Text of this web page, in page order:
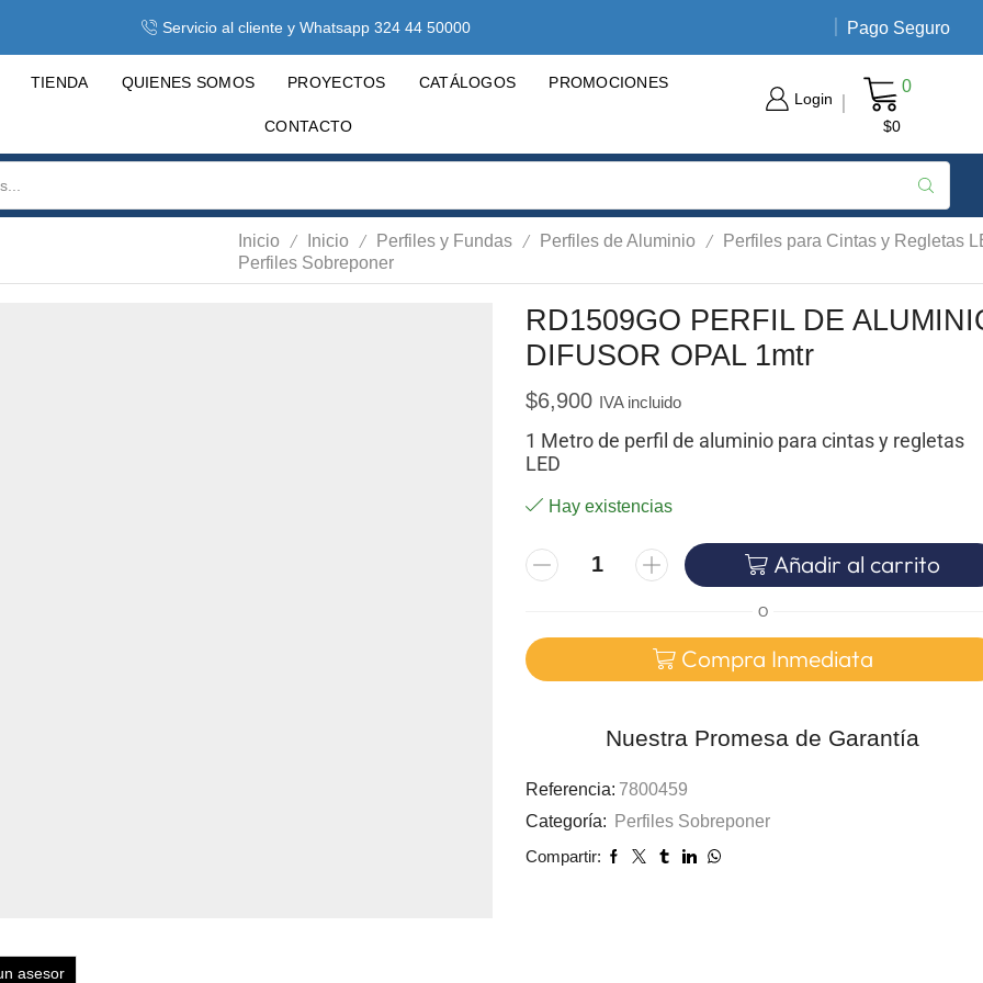
Servicio al cliente y Whatsapp 324 44 50000 Envíos nacionales de 3 a 5
Pago Seguro
TIENDA QUIENES SOMOS PROYECTOS CATÁLOGOS PROMOCIONES
CONTACTO
Login
0
$0
Inicio / Inicio / Perfiles y Fundas / Perfiles de Aluminio /
Perfiles para Cintas y Regletas
Perfiles Sobreponer
asesor
RD1509GO PERFIL DE
DIFUSOR OPAL 1mtr
$6,900 IVA incluido
1 Metro de perfil de aluminio para cintas y regletas
LED
Hay existencias
Añadir al carrito
O
Compra Inmediata
Nuestra Promesa de Garantía
Referencia: 7800459
Categoría:
Perfiles Sobreponer
Compartir: